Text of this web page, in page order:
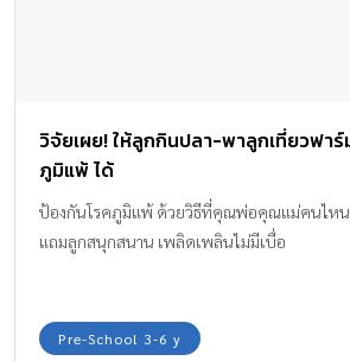
วิจัยเผย! ให้ลูกกินปลา-พาลูกเที่ยวฟา
ภูมิแพ้ ได้
ป้องกันโรคภูมิแพ้ ด้วยวิธีที่คุณพ่อคุณแม่คนไหน
แถมลูกสนุกสนาน เพลิดเพลินไม่มีเบื่อ
Pre-School 3-6 y